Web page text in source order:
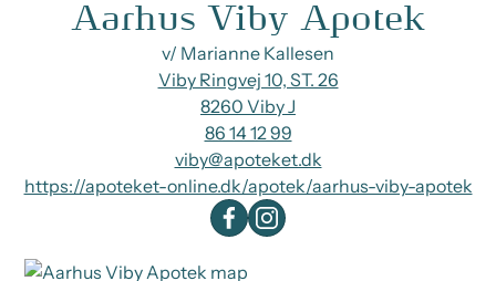
Aarhus Viby Apotek
v/ Marianne Kallesen
Viby Ringvej 10, ST. 26
8260 Viby J
86 14 12 99
viby@apoteket.dk
https://apoteket-online.dk/apotek/aarhus-viby-apotek